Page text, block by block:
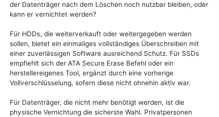
der Datenträger nach dem Löschen noch nutzbar bleiben, oder
kann er vernichtet werden?
Für HDDs, die weiterverkauft oder weitergegeben werden
sollen, bietet ein einmaliges vollständiges Überschreiben mit
einer zuverlässigen Software ausreichend Schutz. Für SSDs
empfiehlt sich der ATA Secure Erase Befehl oder ein
herstellereigenes Tool, ergänzt durch eine vorherige
Vollverschlüsselung, sofern diese nicht ohnehin aktiv war.
Für Datenträger, die nicht mehr benötigt werden, ist die
physische Vernichtung die sicherste Wahl. Privatpersonen